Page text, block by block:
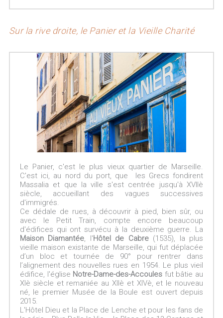
Sur la rive droite, le Panier et la Vieille Charité
Le Panier, c'est le plus vieux quartier de Marseille.
C'est ici, au nord du port, que les Grecs fondirent
Massalia et que la ville s'est centrée jusqu'à XVIIè
siècle, accueillant des vagues successives
d'immigrés.
Ce dédale de rues, à découvrir à pied, bien sûr, ou
avec le Petit Train, compte encore beaucoup
d'édifices qui ont survécu à la deuxième guerre. La
Maison Diamantée, l'Hôtel de Cabre(1535), la plus
vieille maison existante de Marseille, qui fut déplacée
d’un bloc et tournée de 90° pour rentrer dans
l’alignement des nouvelles rues en 1954. Le plus vieil
édifice, l'église Notre-Dame-des-Accoules fut bâtie au
XIè siècle et remaniée au XIIè et XIVè, et le nouveau
né, le premier Musée de la Boule est ouvert depuis
2015.
L'Hôtel Dieu et la Place de Lenche et pour les fans de